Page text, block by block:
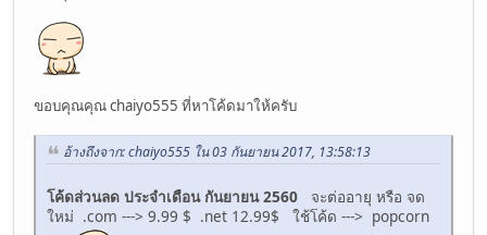
ขอบคุณคุณ chaiyo555 ที่หาโค้ดมาให้ครับ
อ้างถึงจาก: chaiyo555 ใน 03 กันยายน 2017, 13:58:13
โค้ดส่วนลด ประจำเดือน กันยายน 2560 จะต่ออายุ หรือ จด
ใหม่ .com ---> 9.99 $ .net 12.99$ ใช้โค้ด ---> popcorn